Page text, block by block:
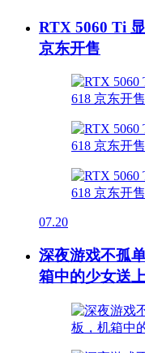
RTX 5060 Ti
京东开售
07.20
深夜游戏不孤
箱中的少女送